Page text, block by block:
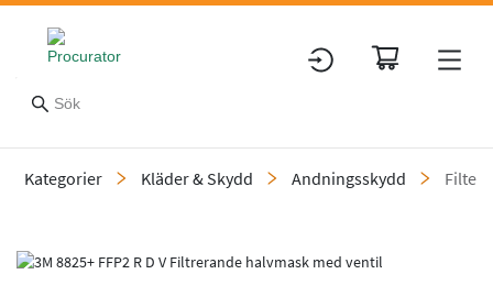
Kategorier Kläder & Skydd Andningsskydd
Slide 1 of 3